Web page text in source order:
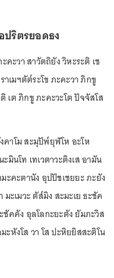
ริตรยอดธง
คะวา สาวัตถิยัง วิหะระติ เช
เมฯตัต๎ระโข ภะคะวา ภิกขู
เต ภิกขู ภะคะวะโต ปัจจัสโส
คาโม สะมุปัพ๎ยุฬโห อะโห
มินโท เทเวตาวะติงเส อามัน
ะคะตานัง อุปปัชเชยยะ ภะยัง
ะเมวะ ตัส๎มิง สะมะเย ธะชัค
ชัคคัง อุลโลกะยะตัง ยัมภะวิส
หังโส วา โส ปะหิยยิสสะติโน